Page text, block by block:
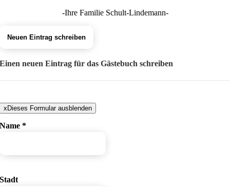
-Ihre Familie Schult-Lindemann-
Einen neuen Eintrag für das Gästebuch schreiben
x Dieses Formular ausblenden
Name*
Stadt